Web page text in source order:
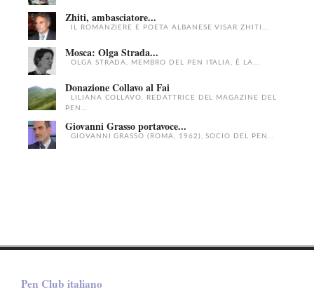
Zhiti, ambasciatore...
IL ROMANZIERE E POETA ALBANESE VISAR ZHITI...
Mosca: Olga Strada...
OLGA STRADA, MEMBRO DEL PEN ITALIA, È LA...
Donazione Collavo al Fai
LILIANA COLLAVO, REDATTRICE DEL MAGAZINE DEL
PEN...
Giovanni Grasso portavoce...
GIOVANNI GRASSO (ROMA, 1962), SOCIO DEL PEN...
Pen Club italiano